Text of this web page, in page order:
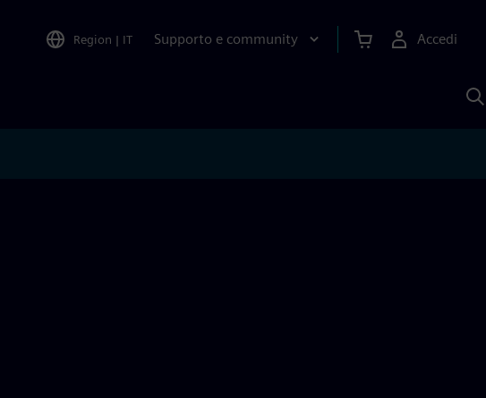
Region | IT Supporto e community Accedi